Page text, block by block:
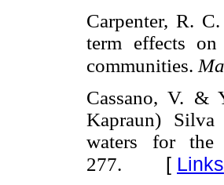
Carpenter, R.
term effects
communities.
Cassano, V. &
Kapraun) Silva
waters for
277. [ Links